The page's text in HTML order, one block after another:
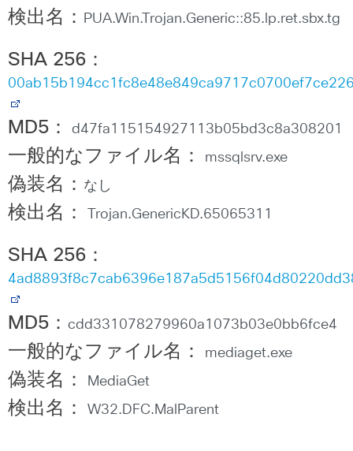
検出名： PUA.Win.Trojan.Generic::85.lp.ret.sbx.tg
SHA 256 ：
MD5 ： d47fa115154927113b05bd3c8a308201
一般的なファイル名： mssqlsrv.exe
偽装名： なし
検出名： Trojan.GenericKD.65065311
SHA 256 ：
MD5 ： cdd331078279960a1073b03e0bb6fce4
一般的なファイル名： mediaget.exe
偽装名： MediaGet
検出名： W32.DFC.MalParent